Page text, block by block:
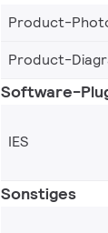
Product-
Product-
Software-
IES
Sonstiges